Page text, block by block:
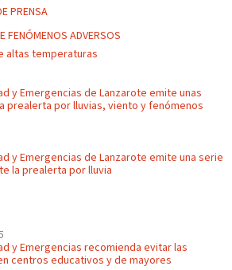
PRENSA
FENÓMENOS ADVERSOS
altas temperaturas
y Emergencias de Lanzarote emite unas
prealerta por lluvias, viento y fenómenos
y Emergencias de Lanzarote emite una serie
la prealerta por lluvia
y Emergencias recomienda evitar las
centros educativos y de mayores